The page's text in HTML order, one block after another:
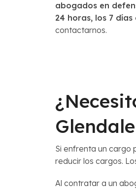
abogados en
24 horas, los 7 días
contactarnos.
Si enfrenta un cargo
reducir los cargos.
Al contratar a un